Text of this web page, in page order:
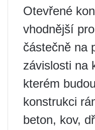
Otevřené
vhodnější
částečně na
závislosti na
kterém
konstrukci
beton, kov,